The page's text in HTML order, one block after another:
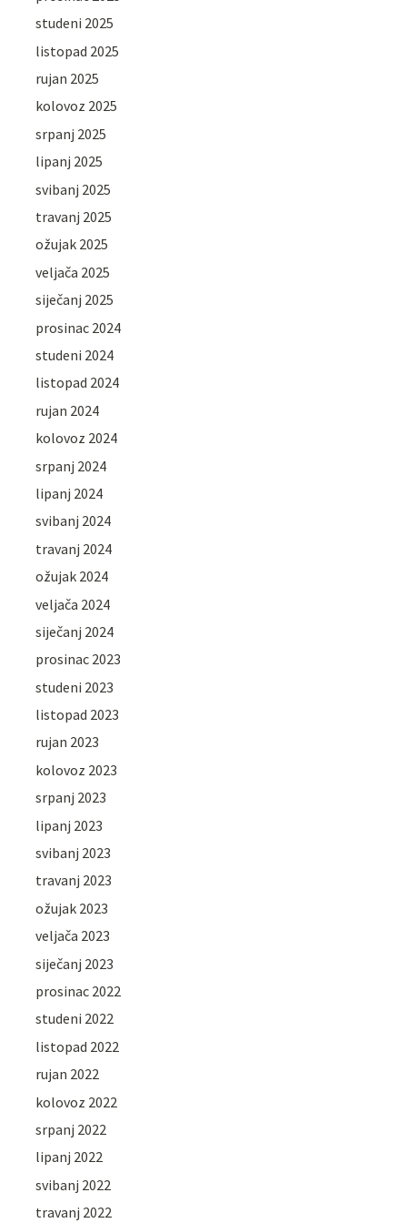
studeni 2025
listopad 2025
rujan 2025
kolovoz 2025
srpanj 2025
lipanj 2025
svibanj 2025
travanj 2025
ožujak 2025
veljača 2025
siječanj 2025
prosinac 2024
studeni 2024
listopad 2024
rujan 2024
kolovoz 2024
srpanj 2024
lipanj 2024
svibanj 2024
travanj 2024
ožujak 2024
veljača 2024
siječanj 2024
prosinac 2023
studeni 2023
listopad 2023
rujan 2023
kolovoz 2023
srpanj 2023
lipanj 2023
svibanj 2023
travanj 2023
ožujak 2023
veljača 2023
siječanj 2023
prosinac 2022
studeni 2022
listopad 2022
rujan 2022
kolovoz 2022
srpanj 2022
lipanj 2022
svibanj 2022
travanj 2022